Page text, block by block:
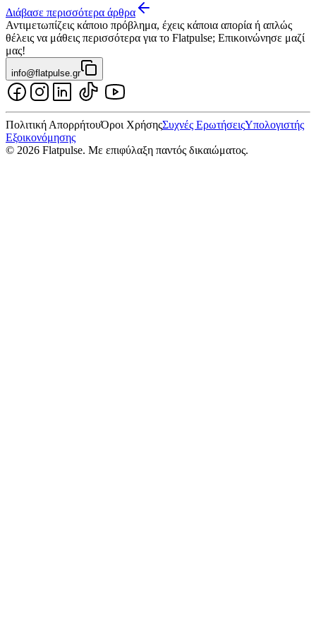
Διάβασε περισσότερα άρθρα
Αντιμετωπίζεις κάποιο πρόβλημα, έχεις κάποια απορία ή απλώς
θέλεις να μάθεις περισσότερα για το Flatpulse; Επικοινώνησε μαζί
μας!
info@flatpulse.gr
Πολιτική ΑπορρήτουΌροι ΧρήσηςΣυχνές ΕρωτήσειςΥπολογιστής
Εξοικονόμησης
© 2026 Flatpulse. Με επιφύλαξη παντός δικαιώματος.